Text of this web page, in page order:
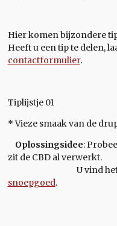
Hier komen bijzondere
Heeft u een tip te delen,
contactformulier.
Tiplijstje 01
* Vieze smaak van de
Oplossingsidee:
zit de CBD al verwerkt.
U vind het onder
snoepgoed.